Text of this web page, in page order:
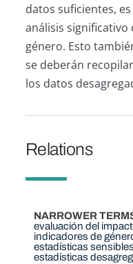
datos suficientes,
análisis significativo
género. Esto
se deberán
los datos
Relations
NARROWER
evaluación del
indicadores de
estadísticas
estadísticas